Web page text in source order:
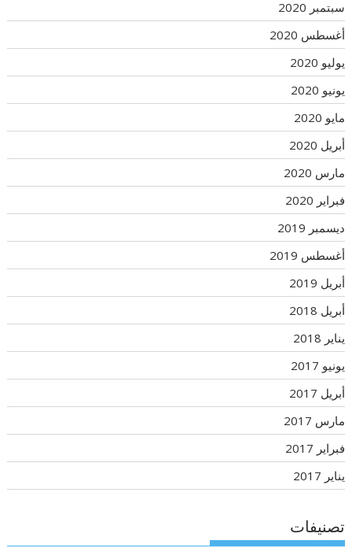
سبتمبر 2020
أغسطس 2020
يوليو 2020
يونيو 2020
مايو 2020
أبريل 2020
مارس 2020
فبراير 2020
ديسمبر 2019
أغسطس 2019
أبريل 2019
أبريل 2018
يناير 2018
يونيو 2017
أبريل 2017
مارس 2017
فبراير 2017
يناير 2017
تصنيفات